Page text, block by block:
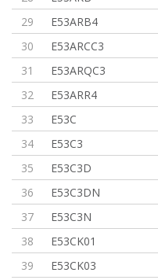
29
E53ARB4
30
E53ARCC3
31
E53ARQC3
32
E53ARR4
33
E53C
34
E53C3
35
E53C3D
36
E53C3DN
37
E53C3N
38
E53CK01
39
E53CK03